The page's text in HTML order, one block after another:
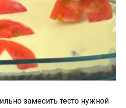
замесить тесто нужной